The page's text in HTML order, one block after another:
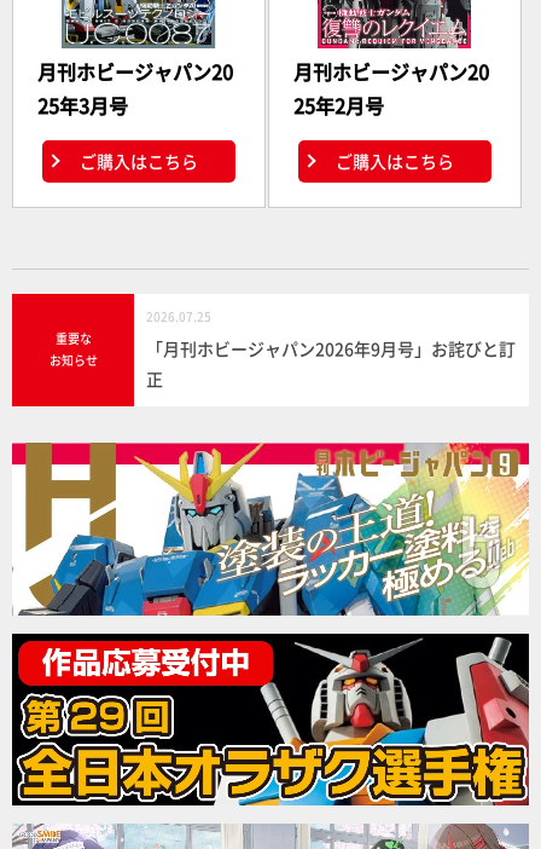
月刊ホビージャパン20
25年3月号
ご購入はこちら
月刊ホビージャパン20
25年2月号
ご購入はこちら
重要な
お知らせ
2026.07.25
「月刊ホビージャパン2026年9月号」お詫びと訂
正